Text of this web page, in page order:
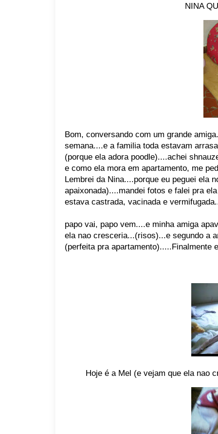
NINA
Bom, conversando com um grande
semana....e a familia toda estavam
(porque ela adora poodle)....achei
e como ela mora em apartamento, me
Lembrei da Nina....porque eu peguei ela
apaixonada)....mandei fotos e falei pra
estava castrada, vacinada e
papo vai, papo vem....e minha amiga
ela nao cresceria...(risos)...e segundo a
(perfeita pra apartamento).....Finalmente
Hoje é a Mel (e vejam que ela nao